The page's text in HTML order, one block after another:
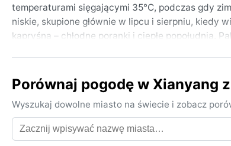
temperaturami sięgającymi 35°C, podczas gdy
niskie, skupione głównie w lipcu i sierpniu, kiedy
kapryśna – chłodne poranki i ciepłe popołudnia.
Najlepszym czasem na wizytę pod kątem aury
łagodne, a niebo czyste. Zimą można
Wiosną zdarzają się burze piaskowe – lessowy
przygotowanym. Xianyang nie zna monsunów
przeplatają się z długimi okresami suszy. To
Porównaj pogodę w Xianyang
Wyszukaj dowolne miasto na świecie i zobacz